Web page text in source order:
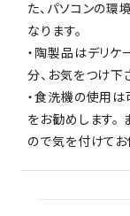
た、パソコンの環
なります。
・陶製品はデリケ
分、お気をつけ下
・食洗機の使用
をお勧めします
ので気を付けてお